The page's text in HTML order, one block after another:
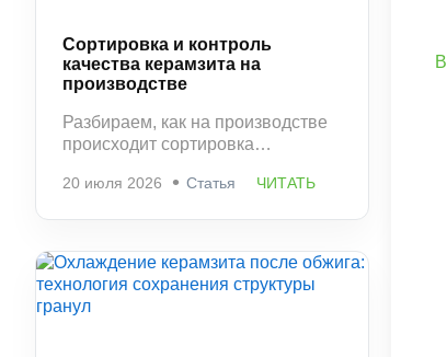
Сортировка и контроль
качества керамзита на
производстве
Разбираем, как на производстве
происходит сортировка
контроль качества. Какие
влияет на свойства материала.
20 июля 2026 Статья ЧИТАТЬ